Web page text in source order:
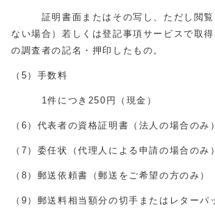
証明書面またはその写し、ただし閲覧
ない場合）若しくは登記事項サービスで取
の調査者の記名・押印したもの。
（5）手数料
1件につき250円（現金）
（6）代表者の資格証明書（法人の場合のみ）
（7）委任状（代理人による申請の場合のみ）
（8）郵送依頼書（郵送をご希望の方のみ）
（9）郵送料相当額分の切手またはレターパ